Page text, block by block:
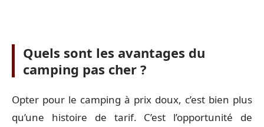
Quels sont les avantages du
camping pas cher ?
Opter pour le camping à prix doux, c’est bien plus
qu’une histoire de tarif. C’est l’opportunité de